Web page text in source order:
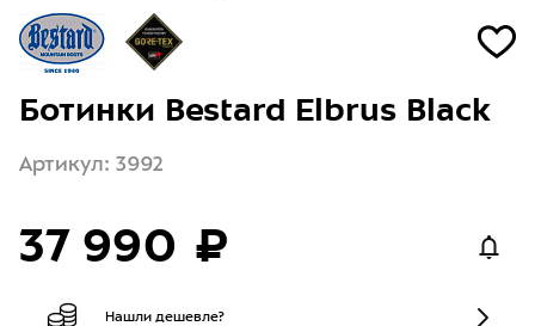
Ботинки Bestard Elbrus Black
Артикул: 3992
37 990 ₽
Нашли дешевле?